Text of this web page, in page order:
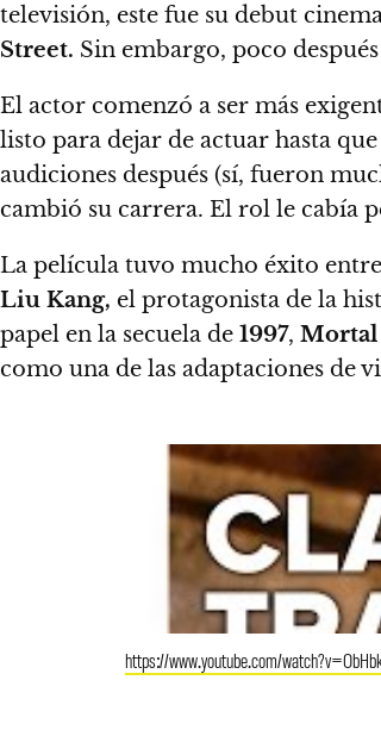
televisión, este fue su debut
Street. Sin embargo, poco
El actor comenzó a ser más
listo para dejar de actuar hasta
audiciones después (sí, fueron
cambió su carrera. El rol le cabía
La película tuvo mucho éxito
Liu Kang, el protagonista de la
papel en la secuela de 1997, Mortal
como una de las adaptaciones de
https://www.youtube.com/